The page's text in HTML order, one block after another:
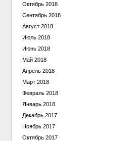
Октябрь 2018
Сентябрь 2018
Август 2018
Июль 2018
Июнь 2018
Май 2018
Апрель 2018
Март 2018
Февраль 2018
Январь 2018
Декабрь 2017
Ноябрь 2017
Октябрь 2017